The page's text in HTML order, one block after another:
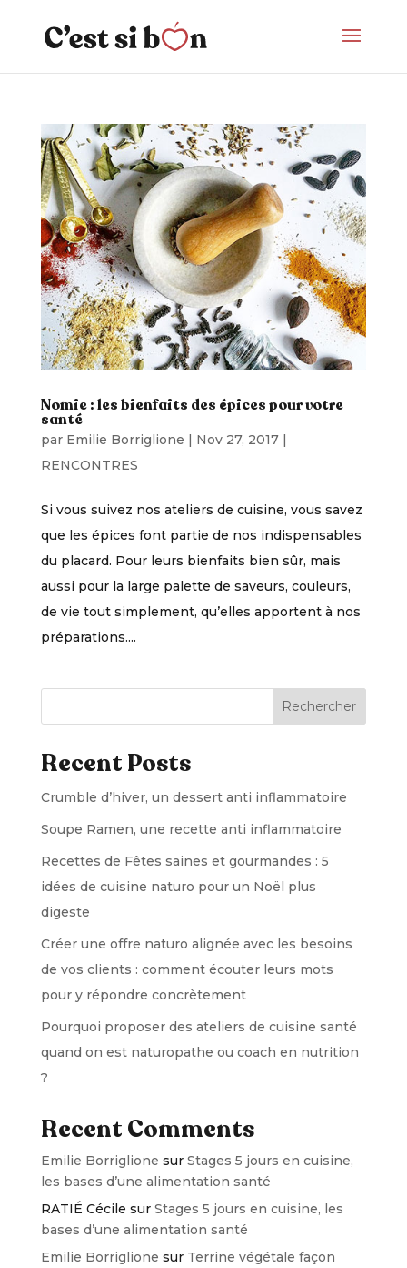
Nomie : les bienfaits des épices pour votre
santé
par Emilie Borriglione | Nov 27, 2017|
RENCONTRES
Si vous suivez nos ateliers de cuisine, vous savez
que les épices font partie de nos indispensables
du placard. Pour leurs bienfaits bien sûr, mais
aussi pour la large palette de saveurs, couleurs,
de vie tout simplement, qu’elles apportent à nos
préparations....
Rechercher
Recent Posts
Crumble d’hiver, un dessert anti inflammatoire
Soupe Ramen, une recette anti inflammatoire
Recettes de Fêtes saines et gourmandes : 5
idées de cuisine naturo pour un Noël plus
digeste
Créer une offre naturo alignée avec les besoins
de vos clients : comment écouter leurs mots
pour y répondre concrètement
Pourquoi proposer des ateliers de cuisine santé
quand on est naturopathe ou coach en nutrition
?
Recent Comments
Emilie Borriglione sur Stages 5 jours en cuisine,
les bases d’une alimentation santé
RATIÉ Cécile sur Stages 5 jours en cuisine, les
bases d’une alimentation santé
Emilie Borriglione sur Terrine végétale façon